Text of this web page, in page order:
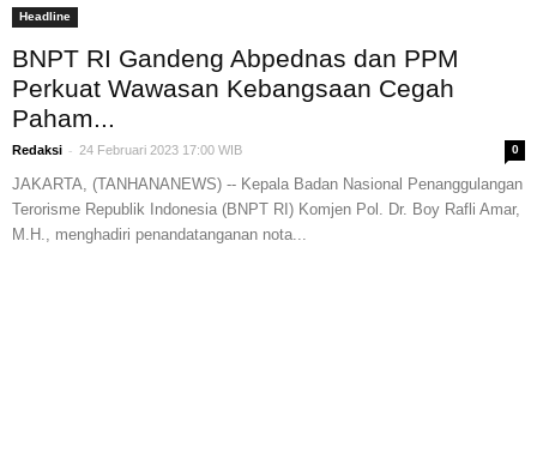
Headline
BNPT RI Gandeng Abpednas dan PPM
Perkuat Wawasan Kebangsaan Cegah
Paham...
Redaksi - 24 Februari 2023 17:00 WIB 0
JAKARTA, (TANHANANEWS) -- Kepala Badan Nasional Penanggulangan
Terorisme Republik Indonesia (BNPT RI) Komjen Pol. Dr. Boy Rafli Amar,
M.H., menghadiri penandatanganan nota...